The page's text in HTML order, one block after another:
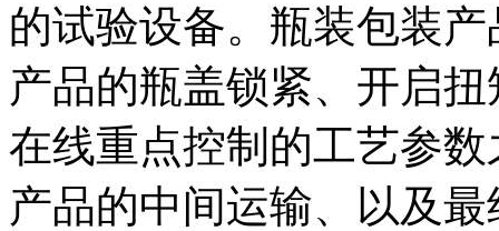
的试验设备。瓶装包装
产品的瓶盖锁紧、开启
在线重点控制的工艺参
产品的中间运输、以及